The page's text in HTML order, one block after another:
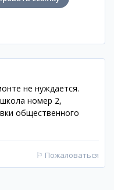
не нуждается.
номер 2,
общественного
⚐ Пожаловаться